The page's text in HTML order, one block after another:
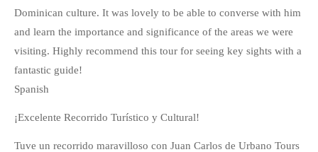
Dominican culture. It was lovely to be able to converse with him
and learn the importance and significance of the areas we were
visiting. Highly recommend this tour for seeing key sights with a
fantastic guide!
​Spanish
¡Excelente Recorrido Turístico y Cultural!
Tuve un recorrido maravilloso con Juan Carlos de Urbano Tours